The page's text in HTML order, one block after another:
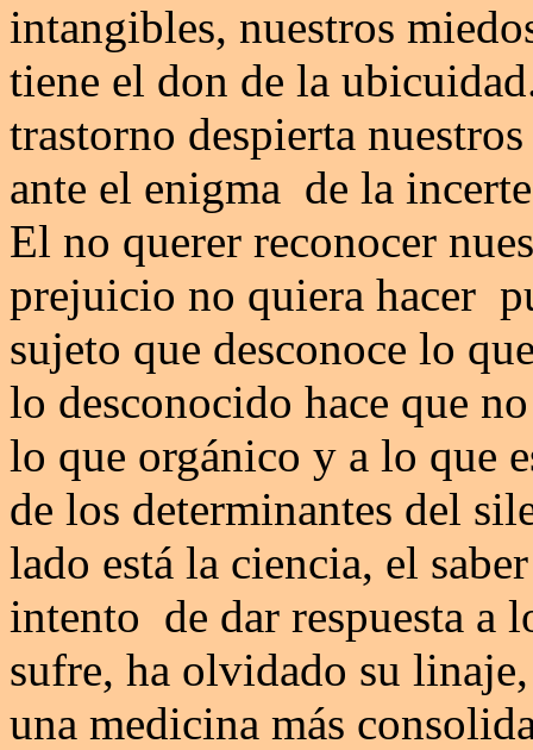
intangibles, nuestros
tiene el don de la
trastorno despierta
ante el enigma de la
El no querer reconocer
prejuicio no quiera hacer
sujeto que desconoce lo
lo desconocido hace que
lo que orgánico y a lo que
de los determinantes del
lado está la ciencia, el
intento de dar respuesta a
sufre, ha olvidado su
una medicina más